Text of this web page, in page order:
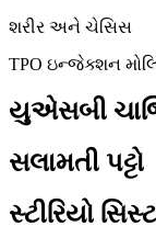
શરીર અને ચેસિસ
TPO ઇન્જેક્શન
યુએસબી
સલામતી પટ્ટો
સ્ટીરિયો